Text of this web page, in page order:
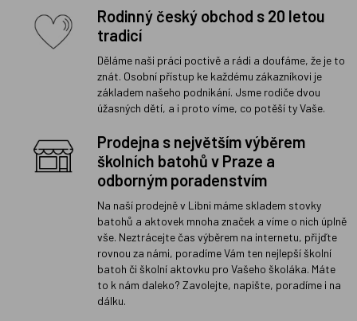
Rodinný český obchod s 20 letou
tradicí
Děláme naši práci poctivě a rádi a doufáme, že je to
znát. Osobní přístup ke každému zákazníkovi je
základem našeho podnikání. Jsme rodiče dvou
úžasných dětí, a i proto víme, co potěší ty Vaše.
Prodejna s největším výběrem
školních batohů v Praze a
odborným poradenstvím
Na naší prodejně v Libni máme skladem stovky
batohů a aktovek mnoha značek a víme o nich úplně
vše. Neztrácejte čas výběrem na internetu, přijďte
rovnou za námi, poradíme Vám ten nejlepší školní
batoh či školní aktovku pro Vašeho školáka. Máte
to k nám daleko? Zavolejte, napište, poradíme i na
dálku.